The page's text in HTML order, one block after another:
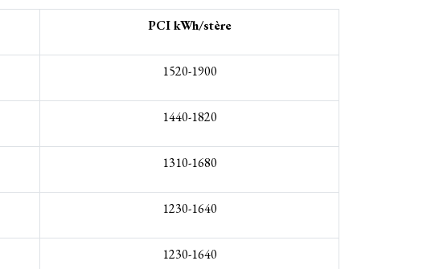
PCI kWh/stère
1520-1900
1440-1820
1310-1680
1230-1640
1230-1640